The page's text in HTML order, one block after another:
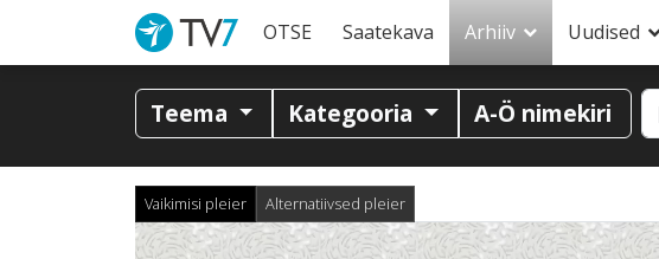
OTSE Saatekava Arhiiv Uudised
Teema Kategooria A-Ö nimekiri
Vaikimisi pleier Alternatiivsed pleier